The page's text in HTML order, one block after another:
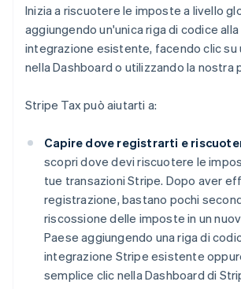
Inizia a riscuotere le imposte a livello
aggiungendo un'unica riga di codice
integrazione esistente, facendo clic su
nella Dashboard o utilizzando la nostra
Stripe Tax può aiutarti a:
Capire dove registrarti e
scopri dove devi riscuotere le
tue transazioni Stripe. Dopo aver
registrazione, bastano pochi
riscossione delle imposte in un
Paese aggiungendo una riga di
integrazione Stripe esistente
semplice clic nella Dashboard di